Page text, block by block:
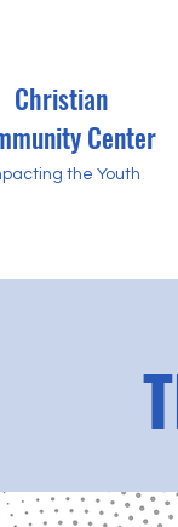
Christian
Center
the Youth